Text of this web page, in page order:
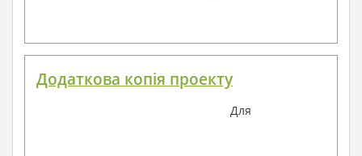
Додаткова копія проекту
Для